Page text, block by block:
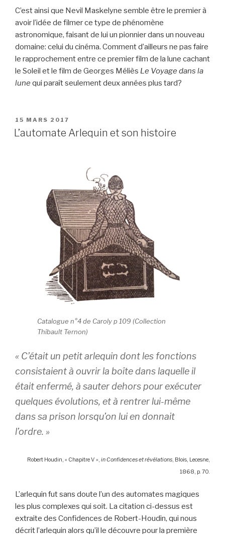
C’est ainsi que Nevil Maskelyne semble être le premier à
avoir l’idée de filmer ce type de phénomène
astronomique, faisant de lui un pionnier dans un nouveau
domaine: celui du cinéma. Comment d’ailleurs ne pas faire
le rapprochement entre ce premier film de la lune cachant
le Soleil et le film de Georges Méliès Le Voyage dans la
lune qui paraît seulement deux années plus tard?
PUBLIÉ
LE
15 MARS 2017
L’automate Arlequin et son histoire
Catalogue n°4 de Caroly p 109 (Collection
Thibault Ternon)
« C’était un petit arlequin dont les fonctions
consistaient à ouvrir la boîte dans laquelle il
était enfermé, à sauter dehors pour exécuter
quelques évolutions, et à rentrer lui-même
dans sa prison lorsqu’on lui en donnait
l’ordre. »
Robert Houdin, « Chapitre V », inConfidences et révélations , Blois, Lecesne,
1868, p. 70.
L’arlequin fut sans doute l’un des automates magiques
les plus complexes qui soit. La citation ci-dessus est
extraite des Confidences de Robert-Houdin, qui nous
décrit l’arlequin alors qu’il le découvre pour la première